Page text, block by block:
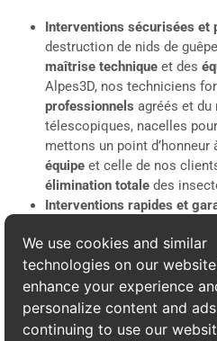
Interventions sécurisées et
destruction de nids de
maîtrise technique et des
Alpes3D, nos techniciens
professionnels agréés et du
télescopiques, nacelles
mettons un point d’honneur
équipe et celle de nos
élimination totale des
Interventions rapides et
découverte d’un nid de
engendrer une véritable
proposons desinterventions
charge dans les24 heures
d’urgence, notre équipe peut
weekend pour assurer votre
We use cookies and similar
technologies on our
enhance your experience
personalize content and
continuing to use our